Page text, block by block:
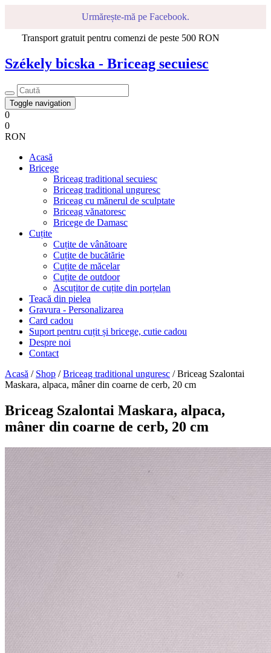
Urmărește-mă pe Facebook.
Transport gratuit pentru comenzi de peste 500 RON
Székely bicska - Briceag secuiesc
Toggle navigation
0
0
RON
Acasă
Bricege
Briceag traditional secuiesc
Briceag traditional unguresc
Briceag cu mănerul de sculptate
Briceag vănatoresc
Bricege de Damasc
Cuțite
Cuțite de vânătoare
Cuțite de bucătărie
Cuțite de măcelar
Cuțite de outdoor
Ascuțitor de cuțite din porțelan
Teacă din pielea
Gravura - Personalizarea
Card cadou
Suport pentru cuțit și bricege, cutie cadou
Despre noi
Contact
Acasă / Shop /Briceag traditional unguresc / Briceag Szalontai
Maskara, alpaca, mâner din coarne de cerb, 20 cm
Briceag Szalontai Maskara, alpaca,
mâner din coarne de cerb, 20 cm